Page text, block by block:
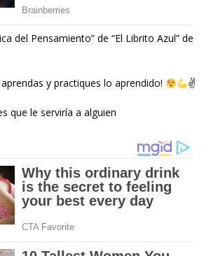
del Pensamiento” de “El Librito Azul” de
y practiques lo aprendido! ✌
que le serviría a alguien